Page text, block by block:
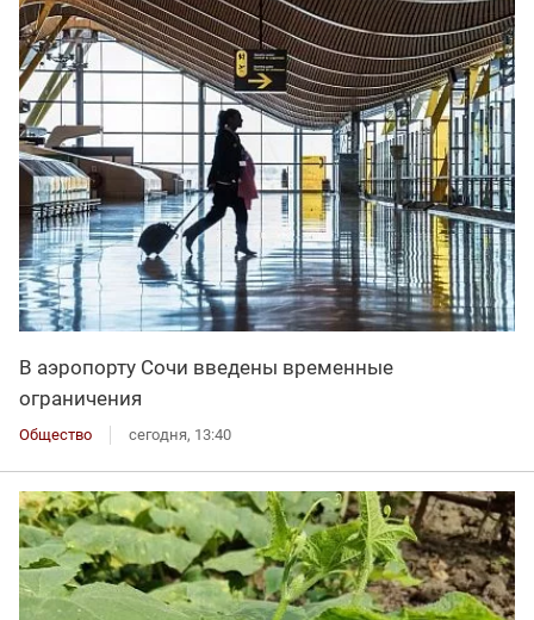
В аэропорту Сочи введены временные
ограничения
Общество сегодня, 13:40